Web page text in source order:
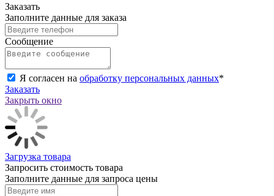
Заказать
Заполните данные для заказа
Сообщение
Я согласен на обработку персональных данных*
Заказать
Закрыть окно
Загрузка товара
Запросить стоимость товара
Заполните данные для запроса цены